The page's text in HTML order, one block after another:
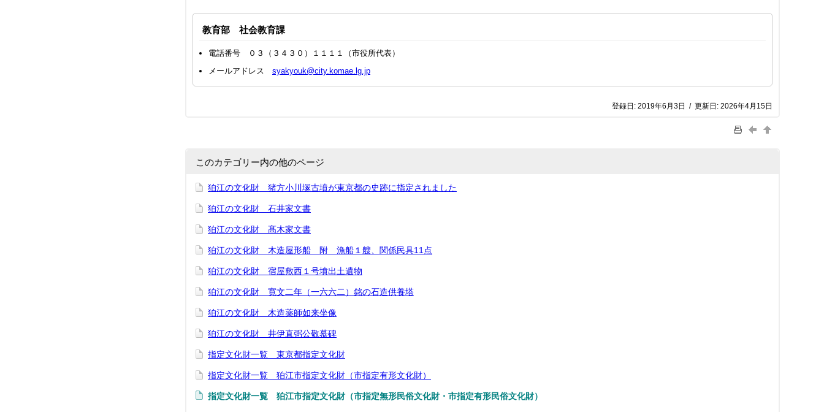
教育部 社会教育課
電話番号 ０３（３４３０）１１１１（市役所代表）
メールアドレス syakyouk@city.komae.lg.jp
登録日: 2019年6月3日 / 更新日: 2026年4月15日
このカテゴリー内の他のページ
狛江の文化財 猪方小川塚古墳が東京都の史跡に指定されました
狛江の文化財 石井家文書
狛江の文化財 髙木家文書
狛江の文化財 木造屋形船 附 漁船１艘、関係民具11点
狛江の文化財 宿屋敷西１号墳出土遺物
狛江の文化財 寛文二年（一六六二）銘の石造供養塔
狛江の文化財 木造薬師如来坐像
狛江の文化財 井伊直弼公敬慕碑
指定文化財一覧 東京都指定文化財
指定文化財一覧 狛江市指定文化財（市指定有形文化財）
指定文化財一覧 狛江市指定文化財（市指定無形民俗文化財・市指定有形民俗文化財）